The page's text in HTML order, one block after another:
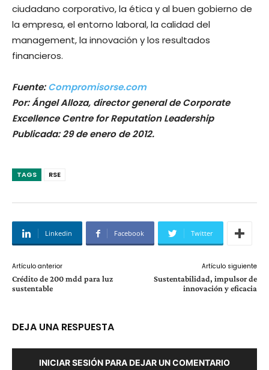
ciudadano corporativo, la ética y al buen gobierno de
la empresa, el entorno laboral, la calidad del
management, la innovación y los resultados
financieros.
Fuente:Compromisorse.com
Por: Ángel Alloza, director general de Corporate
Excellence Centre for Reputation Leadership
Publicada: 29 de enero de 2012.
TAGS RSE
Linkedin Facebook Twitter
Artículo anterior
Crédito de 200 mdd para luz
sustentable
Artículo siguiente
Sustentabilidad, impulsor de
innovación y eficacia
DEJA UNA RESPUESTA
INICIAR SESIÓN PARA DEJAR UN COMENTARIO